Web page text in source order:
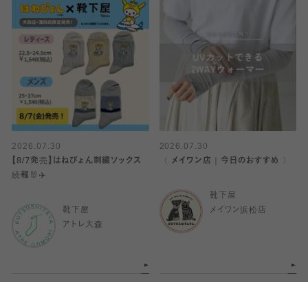
2026.07.30
【8/7発売】はねぴょん刺繍ソックス
続報🐰✈️
靴下屋
アトレ大森
2026.07.30
〈 メイワン店｜今日のおすすめ 〉
靴下屋
メイワン浜松店